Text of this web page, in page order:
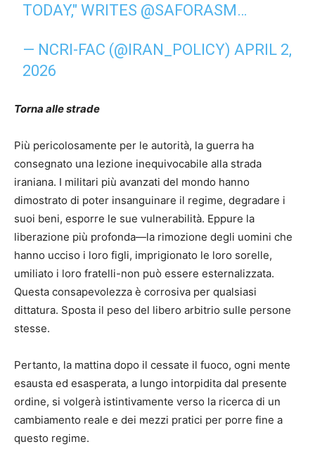
TODAY," WRITES @SAFORASM…
— NCRI-FAC (@IRAN_POLICY) APRIL 2,
2026
Torna alle strade
Più pericolosamente per le autorità, la guerra ha
consegnato una lezione inequivocabile alla strada
iraniana. I militari più avanzati del mondo hanno
dimostrato di poter insanguinare il regime, degradare i
suoi beni, esporre le sue vulnerabilità. Eppure la
liberazione più profonda—la rimozione degli uomini che
hanno ucciso i loro figli, imprigionato le loro sorelle,
umiliato i loro fratelli-non può essere esternalizzata.
Questa consapevolezza è corrosiva per qualsiasi
dittatura. Sposta il peso del libero arbitrio sulle persone
stesse.
Pertanto, la mattina dopo il cessate il fuoco, ogni mente
esausta ed esasperata, a lungo intorpidita dal presente
ordine, si volgerà istintivamente verso la ricerca di un
cambiamento reale e dei mezzi pratici per porre fine a
questo regime.